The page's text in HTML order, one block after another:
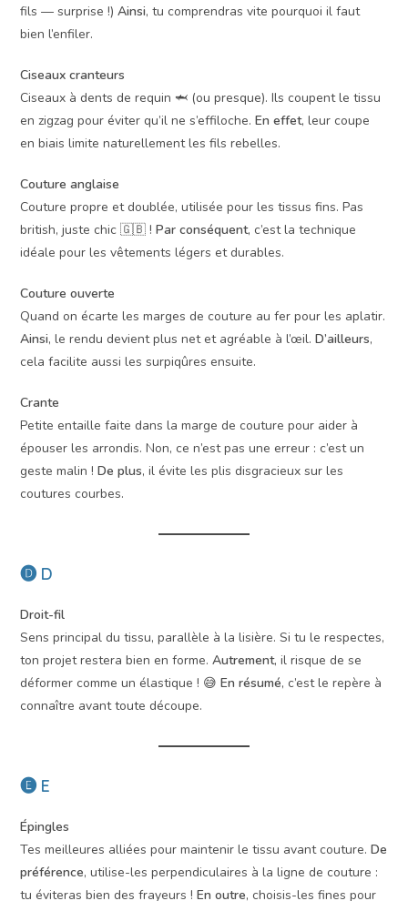
fils — surprise !)Ainsi, tu comprendras vite pourquoi il faut
bien l’enfiler.
Ciseaux cranteurs
Ciseaux à dents de requin 🦈 (ou presque). Ils coupent le tissu
en zigzag pour éviter qu’il ne s’effiloche.En effet, leur coupe
en biais limite naturellement les fils rebelles.
Couture anglaise
Couture propre et doublée, utilisée pour les tissus fins. Pas
british, juste chic 🇬🇧 !Par conséquent, c’est la technique
idéale pour les vêtements légers et durables.
Couture ouverte
Quand on écarte les marges de couture au fer pour les aplatir.
Ainsi, le rendu devient plus net et agréable à l’œil.D’ailleurs,
cela facilite aussi les surpiqûres ensuite.
Crante
Petite entaille faite dans la marge de couture pour aider à
épouser les arrondis. Non, ce n’est pas une erreur : c’est un
geste malin !De plus, il évite les plis disgracieux sur les
coutures courbes.
🅓 D
Droit-fil
Sens principal du tissu, parallèle à la lisière. Si tu le respectes,
ton projet restera bien en forme.Autrement, il risque de se
déformer comme un élastique ! 😅En résumé, c’est le repère à
connaître avant toute découpe.
🅔 E
Épingles
Tes meilleures alliées pour maintenir le tissu avant couture.De
préférence, utilise-les perpendiculaires à la ligne de couture :
tu éviteras bien des frayeurs !En outre, choisis-les fines pour